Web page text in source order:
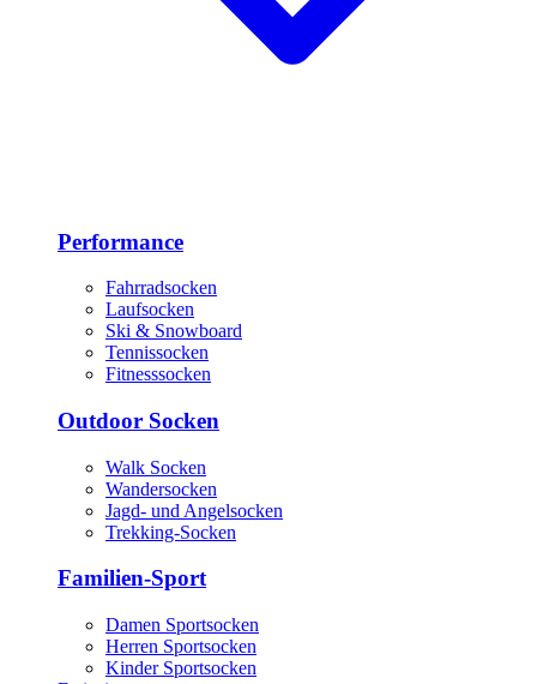
Performance
Fahrradsocken
Laufsocken
Ski & Snowboard
Tennissocken
Fitnesssocken
Outdoor Socken
Walk Socken
Wandersocken
Jagd- und Angelsocken
Trekking-Socken
Familien-Sport
Damen Sportsocken
Herren Sportsocken
Kinder Sportsocken